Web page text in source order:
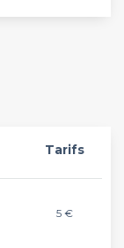
Tarifs
5 €